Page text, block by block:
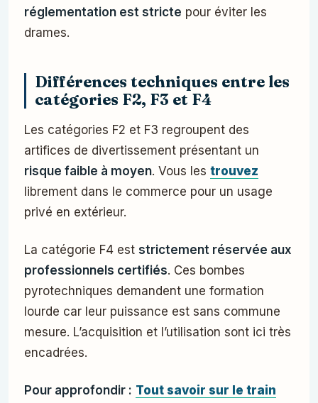
réglementation est stricte pour éviter les
drames.
Différences techniques entre les
catégories F2, F3 et F4
Les catégories F2 et F3 regroupent des
artifices de divertissement présentant un
risque faible à moyen. Vous les trouvez
librement dans le commerce pour un usage
privé en extérieur.
La catégorie F4 est strictement réservée aux
professionnels certifiés. Ces bombes
pyrotechniques demandent une formation
lourde car leur puissance est sans commune
mesure. L’acquisition et l’utilisation sont ici très
encadrées.
Pour approfondir : Tout savoir sur le train